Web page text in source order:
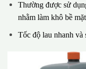
Thường được sử
nhằm làm khô bề
Tốc độ lau nhanh và